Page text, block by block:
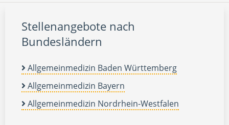
Stellenangebote nach
Bundesländern
Allgemeinmedizin Baden Württemberg
Allgemeinmedizin Bayern
Allgemeinmedizin Nordrhein-Westfalen